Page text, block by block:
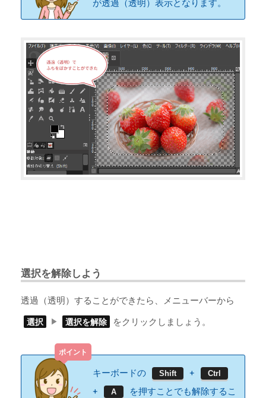
が透過（透明）表示となります。
選択を解除しよう
透過（透明）することができたら、メニューバーから
選択 選択を解除 をクリックしましょう。
キーボードの Shift + Ctrl
+ A
を押すことでも解除するこ